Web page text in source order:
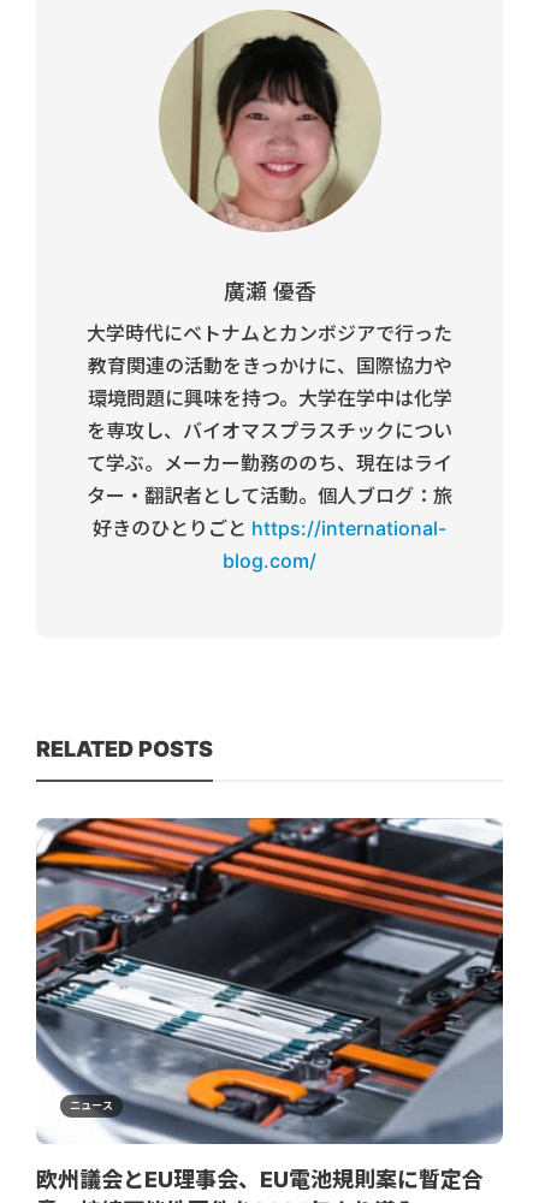
廣瀬 優香
大学時代にベトナムとカンボジアで行った
教育関連の活動をきっかけに、国際協力や
環境問題に興味を持つ。大学在学中は化学
を専攻し、バイオマスプラスチックについ
て学ぶ。メーカー勤務ののち、現在はライ
ター・翻訳者として活動。個人ブログ：旅
好きのひとりごと https://international-
blog.com/
RELATED POSTS
ニュース
欧州議会とEU理事会、EU電池規則案に暫定合